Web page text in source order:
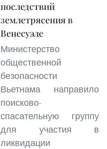
последствий
землетрясения в
Венесуэле
Министерство
общественной
безопасности
Вьетнама направило
поисково-
спасательную группу
для участия в
ликвидации